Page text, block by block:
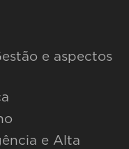
e aspectos
e Alta